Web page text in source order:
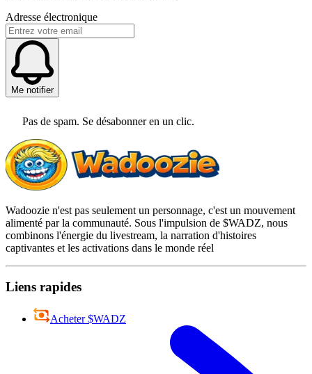
Adresse électronique
Me notifier
Pas de spam. Se désabonner en un clic.
Wadoozie n'est pas seulement un personnage, c'est un mouvement
alimenté par la communauté. Sous l'impulsion de $WADZ, nous
combinons l'énergie du livestream, la narration d'histoires
captivantes et les activations dans le monde réel
Liens rapides
Acheter $WADZ